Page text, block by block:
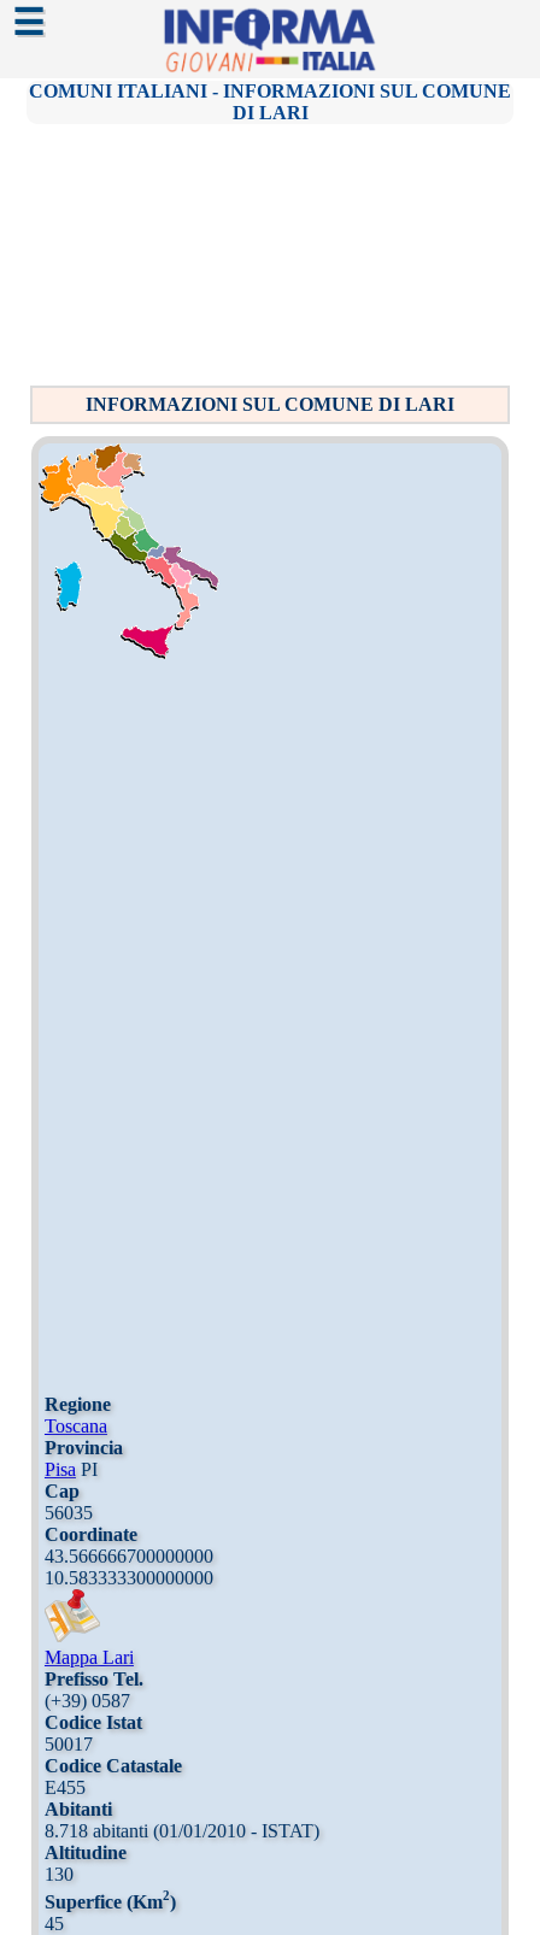
☰
COMUNI ITALIANI - INFORMAZIONI SUL COMUNE
DI LARI
INFORMAZIONI SUL COMUNE DI LARI
Regione
Toscana
Provincia
PisaPI
Cap
56035
Coordinate
43.566666700000000
10.583333300000000
Mappa Lari
Prefisso Tel.
(+39) 0587
Codice Istat
50017
Codice Catastale
E455
Abitanti
8.718 abitanti (01/01/2010 - ISTAT)
Altitudine
130
Superfice (Km2)
45